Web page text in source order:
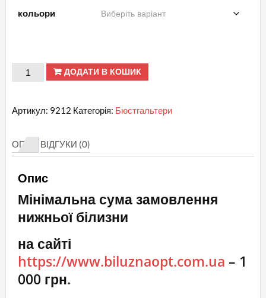
кольори
Продані
9212
Бюст
кількість
ДОДАТИ В КОШИК
Артикул: 9212 Категорія: Бюстгальтери
ОПИС ВІДГУКИ (0)
Опис
Мінімальна сума замовлення
нижньої білизни
на сайті
https://www.biluznaopt.com.ua – 1
000 грн.